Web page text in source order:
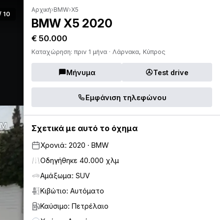
10
Αρχική›BMW›X5
BMW X5 2020
€ 50.000
Καταχώρηση: πριν 1 μήνα · Λάρνακα, Κύπρος
Μήνυμα Test drive
Εμφάνιση τηλεφώνου
Σχετικά με αυτό το όχημα
Χρονιά: 2020 · BMW
Οδηγήθηκε 40.000 χλμ
Αμάξωμα: SUV
Κιβώτιο: Αυτόματο
Καύσιμο: Πετρέλαιο